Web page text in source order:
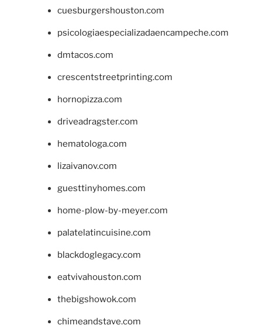
cuesburgershouston.com
psicologiaespecializadaencampeche.com
dmtacos.com
crescentstreetprinting.com
hornopizza.com
driveadragster.com
hematologa.com
lizaivanov.com
guesttinyhomes.com
home-plow-by-meyer.com
palatelatincuisine.com
blackdoglegacy.com
eatvivahouston.com
thebigshowok.com
chimeandstave.com